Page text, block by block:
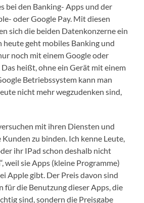
bei den Banking- Apps und der
oder Google Pay. Mit diesen
sich die beiden Datenkonzerne ein
heute geht mobiles Banking und
noch mit einem Google oder
heißt, ohne ein Gerät mit einem
Betriebssystem kann man
nicht mehr wegzudenken sind,
mit ihren Diensten und
zu binden. Ich kenne Leute,
ihr IPad schon deshalb nicht
weil sie Apps (kleine Programme)
Apple gibt. Der Preis davon sind
für die Benutzung dieser Apps, die
sind, sondern die Preisgabe